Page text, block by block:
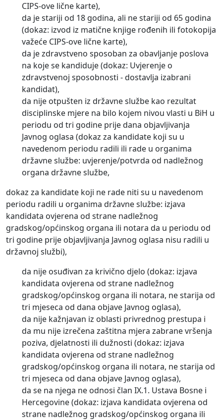
CIPS-ove lične karte),
da je stariji od 18 godina, ali ne stariji od 65 godina
(dokaz: izvod iz matične knjige rođenih ili fotokopija
važeće CIPS-ove lične karte),
da je zdravstveno sposoban za obavljanje poslova
na koje se kandiduje (dokaz: Uvjerenje o
zdravstvenoj sposobnosti - dostavlja izabrani
kandidat),
da nije otpušten iz državne službe kao rezultat
disciplinske mjere na bilo kojem nivou vlasti u BiH u
periodu od tri godine prije dana objavljivanja
Javnog oglasa (dokaz za kandidate koji su u
navedenom periodu radili ili rade u organima
državne službe: uvjerenje/potvrda od nadležnog
organa državne službe,
dokaz za kandidate koji ne rade niti su u navedenom
periodu radili u organima državne službe: izjava
kandidata ovjerena od strane nadležnog
gradskog/općinskog organa ili notara da u periodu od
tri godine prije objavljivanja Javnog oglasa nisu radili u
državnoj službi),
da nije osuđivan za krivično djelo (dokaz: izjava
kandidata ovjerena od strane nadležnog
gradskog/općinskog organa ili notara, ne starija od
tri mjeseca od dana objave Javnog oglasa),
da nije kažnjavan iz oblasti privrednog prestupa i
da mu nije izrečena zaštitna mjera zabrane vršenja
poziva, djelatnosti ili dužnosti (dokaz: izjava
kandidata ovjerena od strane nadležnog
gradskog/općinskog organa ili notara, ne starija od
tri mjeseca od dana objave Javnog oglasa),
da se na njega ne odnosi član IX.1. Ustava Bosne i
Hercegovine (dokaz: izjava kandidata ovjerena od
strane nadležnog gradskog/općinskog organa ili